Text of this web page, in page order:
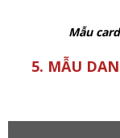
Mẫu
5. MẪU